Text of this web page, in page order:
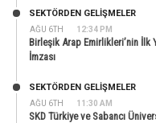
AĞU 6TH 12:34 PM
SEKTÖRDEN GELIŞMELER
Birleşik Arap Emirlikleri’nin İlk
İmzası
AĞU 6TH 11:30 AM
SEKTÖRDEN GELIŞMELER
SKD Türkiye ve Sabancı